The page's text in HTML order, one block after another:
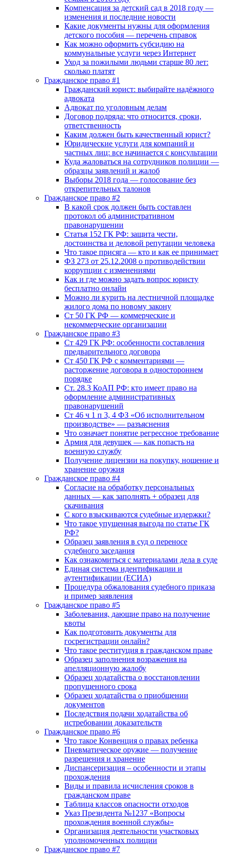
Компенсация за детский сад в 2018 году —
изменения и последние новости
Какие документы нужны для оформления
детского пособия — перечень справок
Как можно оформить субсидию на
коммунальные услуги через Интернет
Уход за пожилыми людьми старше 80 лет:
сколько платят
Гражданское право #1
Гражданский юрист: выбирайте надёжного
адвоката
Адвокат по уголовным делам
Договор подряда: что относится, сроки,
ответственность
Каким должен быть качественный юрист?
Юридические услуги для компаний и
частных лиц: все начинается с консультации
Куда жаловаться на сотрудников полиции —
образцы заявлений и жалоб
Выборы 2018 года — голосование без
открепительных талонов
Гражданское право #2
В какой срок должен быть составлен
протокол об административном
правонарушении
Статья 152 ГК РФ: защита чести,
достоинства и деловой репутации человека
Что такое присяга — кто и как ее принимает
ФЗ 273 от 25.12.2008 о противодействии
коррупции с изменениями
Как и где можно задать вопрос юристу
бесплатно онлайн
Можно ли курить на лестничной площадке
жилого дома по новому закону
Ст 50 ГК РФ — коммерческие и
некоммерческие организации
Гражданское право #3
Ст 429 ГК РФ: особенности составления
предварительного договора
Ст 450 ГК РФ с комментариями —
расторжение договора в одностороннем
порядке
Ст. 28.3 КоАП РФ: кто имеет право на
оформление административных
правонарушений
Ст 46 ч 1 п 3, 4 ФЗ «Об исполнительном
производстве» — разъяснения
Что означает понятие регрессное требование
Армия для девушек — как попасть на
военную службу
Получение лицензии на покупку, ношение и
хранение оружия
Гражданское право #4
Согласие на обработку персональных
данных — как заполнять + образец для
скачивания
С кого взыскиваются судебные издержки?
Что такое упущенная выгода по статье ГК
РФ?
Образец заявления в суд о переносе
судебного заседания
Как ознакомиться с материалами дела в суде
Единая система идентификации и
аутентификации (ЕСИА)
Процедура обжалования судебного приказа
и пример заявления
Гражданское право #5
Заболевания, дающие право на получение
квоты
Как подготовить документы для
госрегистрации онлайн?
Что такое реституция в гражданском праве
Образец заполнения возражения на
апелляционную жалобу
Образец ходатайства о восстановлении
пропущенного срока
Образец ходатайства о приобщении
документов
Последствия подачи ходатайства об
истребовании доказательств
Гражданское право #6
Что такое Конвенция о правах ребенка
Пневматическое оружие — получение
разрешения и хранение
Диспансеризация – особенности и этапы
прохождения
Виды и правила исчисления сроков в
гражданском праве
Таблица классов опасности отходов
Указ Президента №1237 «Вопросы
прохождения военной службы»
Организация деятельности участковых
уполномоченных полиции
Гражданское право #7